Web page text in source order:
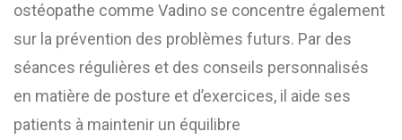
ostéopathe comme Vadino se concentre également
sur la prévention des problèmes futurs. Par des
séances régulières et des conseils personnalisés
en matière de posture et d’exercices, il aide ses
patients à maintenir un équilibre